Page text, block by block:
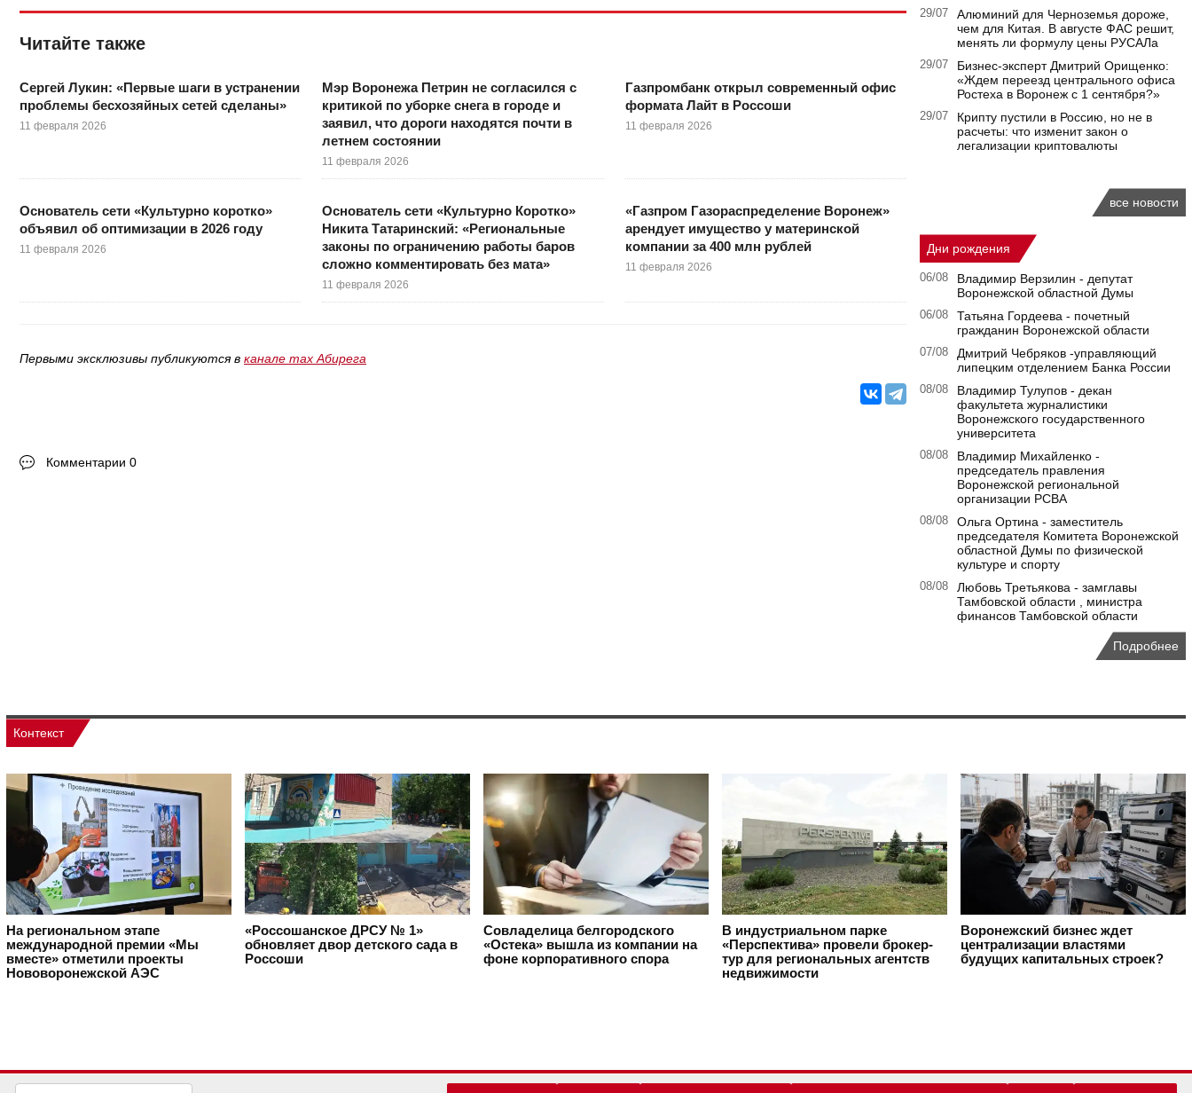
Читайте также
Сергей Лукин: «Первые шаги в устранении
проблемы бесхозяйных сетей сделаны»
11 февраля 2026
Мэр Воронежа Петрин не согласился с
критикой по уборке снега в городе и
заявил, что дороги находятся почти в
летнем состоянии
11 февраля 2026
Газпромбанк открыл современный офис
формата Лайт в Россоши
11 февраля 2026
Основатель сети «Культурно коротко»
объявил об оптимизации в 2026 году
11 февраля 2026
Основатель сети «Культурно Коротко»
Никита Татаринский: «Региональные
законы по ограничению работы баров
сложно комментировать без мата»
11 февраля 2026
«Газпром Газораспределение Воронеж»
арендует имущество у материнской
компании за 400 млн рублей
11 февраля 2026
Первыми эксклюзивы публикуются в канале max Абирега
Комментарии 0
29/07
Алюминий для Черноземья дороже,
чем для Китая. В августе ФАС решит,
менять ли формулу цены РУСАЛа
29/07
Бизнес-эксперт Дмитрий Орищенко:
«Ждем переезд центрального офиса
Ростеха в Воронеж с 1 сентября?»
29/07
Крипту пустили в Россию, но не в
расчеты: что изменит закон о
легализации криптовалюты
все новости
Дни рождения
06/08
Владимир Верзилин - депутат
Воронежской областной Думы
06/08
Татьяна Гордеева - почетный
гражданин Воронежской области
07/08
Дмитрий Чебряков -управляющий
липецким отделением Банка России
08/08
Владимир Тулупов - декан
факультета журналистики
Воронежского государственного
университета
08/08
Владимир Михайленко -
председатель правления
Воронежской региональной
организации РСВА
08/08
Ольга Ортина - заместитель
председателя Комитета Воронежской
областной Думы по физической
культуре и спорту
08/08
Любовь Третьякова - замглавы
Тамбовской области , министра
финансов Тамбовской области
Подробнее
Контекст
На региональном этапе
международной премии «Мы
вместе» отметили проекты
Нововоронежской АЭС
«Россошанское ДРСУ № 1»
обновляет двор детского сада в
Россоши
Совладелица белгородского
«Остека» вышла из компании на
фоне корпоративного спора
В индустриальном парке
«Перспектива» провели брокер-
тур для региональных агентств
недвижимости
Воронежский бизнес ждет
централизации властями
будущих капитальных строек?